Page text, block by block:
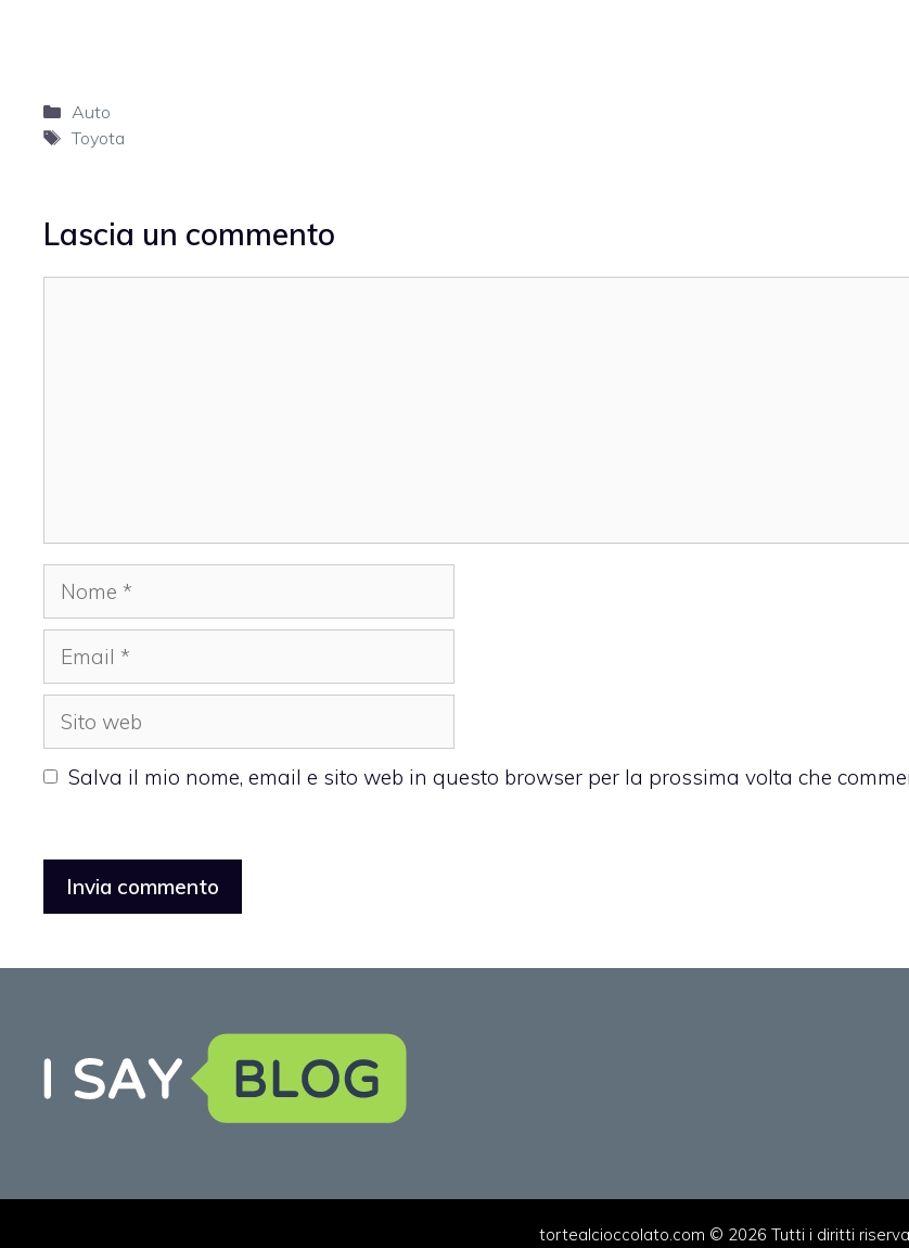
Categorie
Auto
Tag
Toyota
Lascia un commento
Nome
Email
Sito
web
Salva il mio nome, email e sito web in questo browser per la prossima volta che
tortealcioccolato.com © 2026 Tutti i diritti